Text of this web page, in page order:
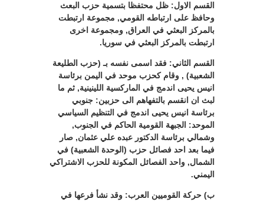
القسم الاول: ظل محتفظا بتسمية حزب البعث
وحافظ على ارتباطه القومي, مجموعة ارتبطت
بالمركز البعثي في العراق, ومجموعة اخرى
ارتبطت بالمركز البعثي في سوريا.
القسم الثاني: فقد اسمى نفسه بـ (حزب الطليعة
الشعبية) , وقام كحزب موحد في اليمن برئاسة
انيس يحيى اندمج في الماركسية اللينينية, ثم ما
لبث ان انقسم بالتفهاهم الى حزبين: جنوبي
برئاسة انيس يحيى اندمج في التنظيم السياسي
الموحد: الجبهة القومية الحاكم في الجنوب,
وشمالي برئاسة الدكتور عبده علي عثمان, صار
فيما بعد احد فصائل حزب (الوحدة الشعبية) في
الشمال, واحد الفصائل المكونة للحزب الاشتراكي
اليمني.
ب) حركة القوميين العرب: وقد نشأ فرعها في